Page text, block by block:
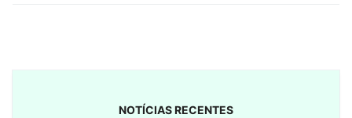
NOTÍCIAS RECENTES